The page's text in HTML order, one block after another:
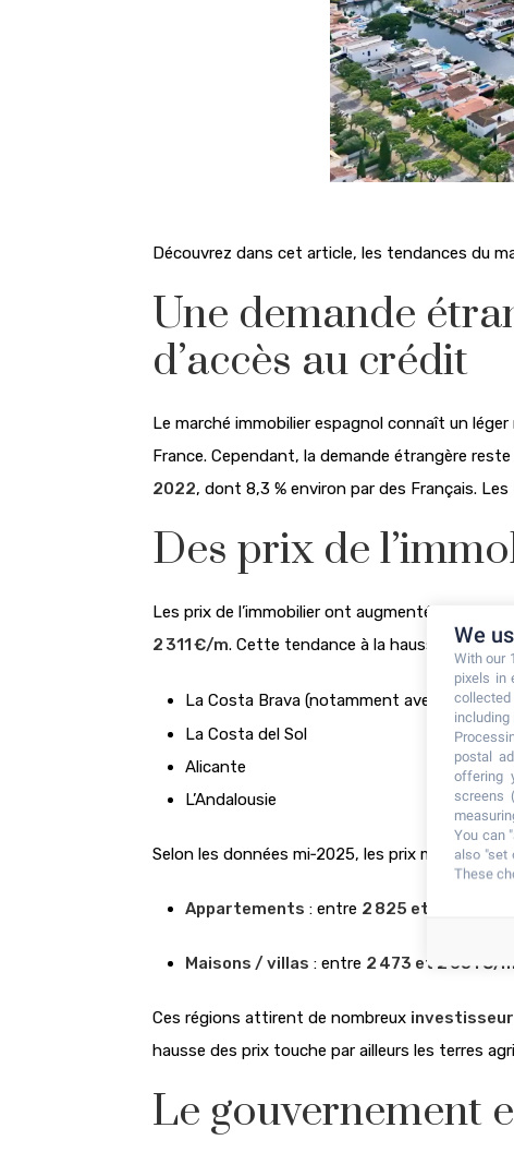
Découvrez dans cet article, les tendances du
Une demande
d’accès au crédit
Le marché immobilier espagnol connaît un
France. Cependant, la demande étrangère
2022, dont 8,3 % environ par des Français.
Des prix de
Les prix de l’immobilier ont augmenté de
2 311 €/m. Cette tendance à la hausse
La Costa Brava (notamment avec les villes
La Costa del Sol
Alicante
L’Andalousie
Selon les données mi‑2025, les prix moyens
Appartements : entre 2 825 et 2 988 €/m²
Maisons / villas : entre 2 473 et 2 651 €/m²
Ces régions attirent de nombreux
hausse des prix touche par ailleurs les terres
Le gouvernement
We
With our
pixels in
including
postal
offering
screens
You can
also "set
These